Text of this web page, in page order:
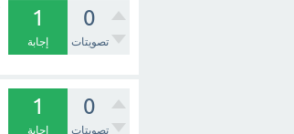
0
تصويتات
1
إجابة
0
تصويتات
1
إجابة